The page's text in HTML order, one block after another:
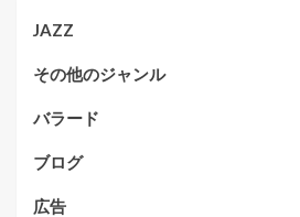
JAZZ
その他のジャンル
バラード
ブログ
広告